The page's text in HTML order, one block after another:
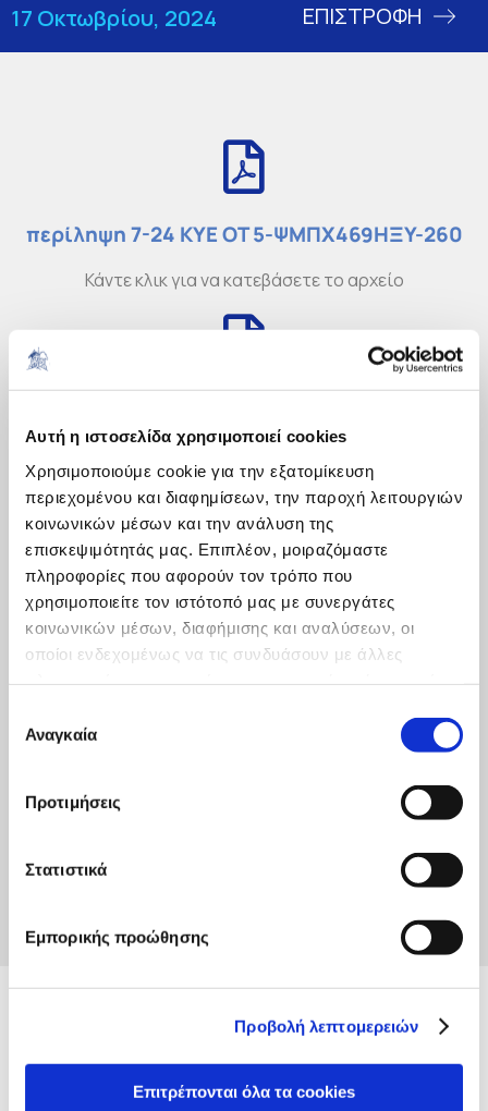
Αυτή η ιστοσελίδα χρησιμοποιεί cookies
Χρησιμοποιούμε cookie για την εξατομίκευση
περιεχομένου και διαφημίσεων, την παροχή λειτουργιών
κοινωνικών μέσων και την ανάλυση της
επισκεψιμότητάς μας. Επιπλέον, μοιραζόμαστε
πληροφορίες που αφορούν τον τρόπο που
χρησιμοποιείτε τον ιστότοπό μας με συνεργάτες
κοινωνικών μέσων, διαφήμισης και αναλύσεων, οι
οποίοι ενδεχομένως να τις συνδυάσουν με άλλες
των υπηρεσιών τους.
συγκατάθεσης
Αναγκαία
Προτιμήσεις
Στατιστικά
Εμπορικής προώθησης
Προβολή λεπτομερειών
Επιτρέπονται όλα τα cookies
17 Οκτωβρίου, 2024 ΕΠΙΣΤΡΟΦΗ
περίληψη 7-24 ΚΥΕ ΟΤ 5-ΨΜΠΧ469ΗΞΥ-260
Κάντε κλικ για να κατεβάσετε το αρχείο
5)_6ΦΥ3469ΗΞΥ-ΑΙΞ
Κάντε κλικ για να κατεβάσετε το αρχείο
Διακήρυξη 7-2024_ΠΑΡΑΡΤΗΜΑΤΑ_signed
Κάντε κλικ για να κατεβάσετε το αρχείο
ΑΝΑΚΟΙΝΩΣΗ_ΠΑΡΟΧΗ ΣΤΟΙΧΕΙΩΝ
ΔΙΑΓΩΝΙΣΜΟΥ 7-2024_signed
Κάντε κλικ για να κατεβάσετε το αρχείο